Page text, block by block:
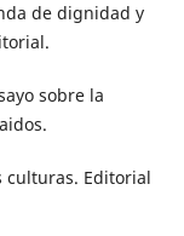
de dignidad y
sobre la
culturas. Editorial